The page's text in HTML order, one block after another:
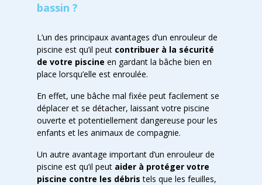
bassin ?
L’un des principaux avantages d’un enrouleur de
piscine est qu’il peut contribuer à la sécurité
de votre piscine en gardant la bâche bien en
place lorsqu’elle est enroulée.
En effet, une bâche mal fixée peut facilement se
déplacer et se détacher, laissant votre piscine
ouverte et potentiellement dangereuse pour les
enfants et les animaux de compagnie.
Un autre avantage important d’un enrouleur de
piscine est qu’il peut aider à protéger votre
piscine contre les débris tels que les feuilles,